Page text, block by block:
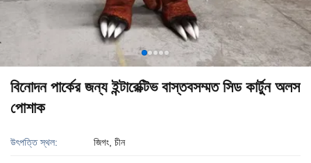
বিনোদন পার্কের জন্য ইন্টারেক্টিভ বাস্তবসম্মত সিড কার্টুন অলস
পোশাক
উৎপত্তি স্থল: জিগং, চীন